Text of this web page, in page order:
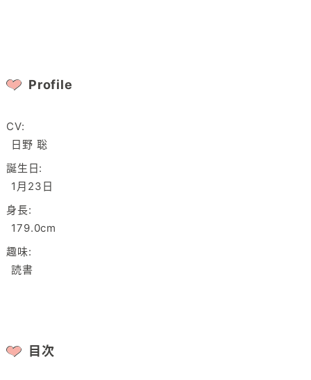
Profile
CV:
日野 聡
誕生日:
1月23日
身長:
179.0cm
趣味:
読書
目次